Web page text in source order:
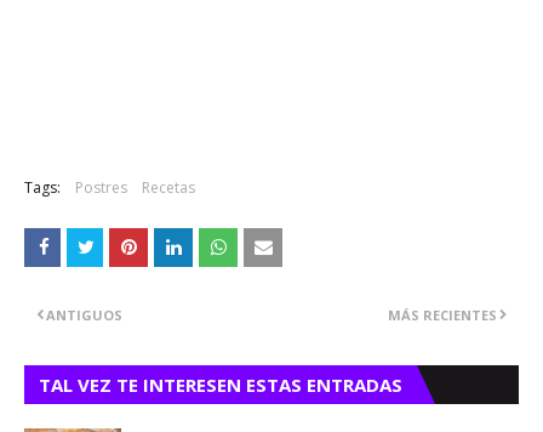
Tags: Postres Recetas
MÁS RECIENTES
ANTIGUOS
TAL VEZ TE INTERESEN ESTAS ENTRADAS